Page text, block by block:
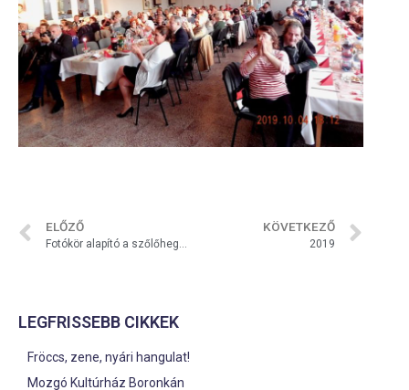
ELŐZŐ KÖVETKEZŐ
2019
LEGFRISSEBB CIKKEK
Fröccs, zene, nyári hangulat!
Mozgó Kultúrház Boronkán